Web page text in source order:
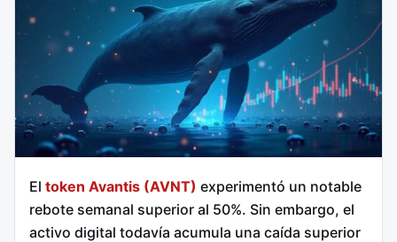
El token Avantis (AVNT) experimentó un notable
rebote semanal superior al 50%. Sin embargo, el
activo digital todavía acumula una caída superior